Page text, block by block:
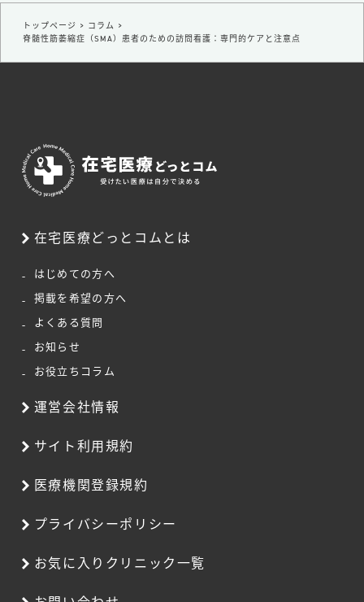
トップページ > コラム >
脊髄性筋萎縮症（SMA）患者のための訪問看護：専門的ケアと注意点
在宅医療どっとコムとは
はじめての方へ
掲載を希望の方へ
よくある質問
お知らせ
お役立ちコラム
運営会社情報
サイト利用規約
医療機関登録規約
プライバシーポリシー
お気に入りクリニック一覧